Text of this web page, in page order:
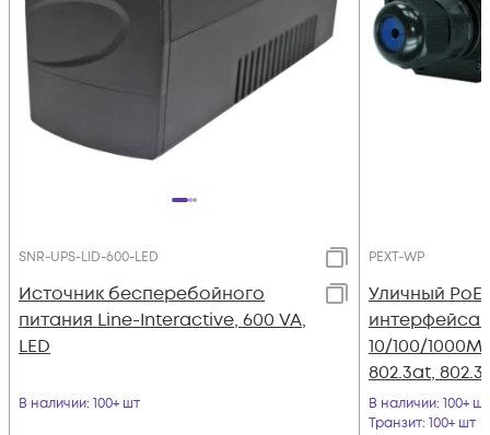
SNR-UPS-LID-600-LED
Источник бесперебойного
питания Line-Interactive, 600 VA,
LED
В наличии: 100+ шт
PEXT-WP
Уличный PoE
интерфейса
10/100/
802.3at,
T8129), IP66,
В наличии: 100+ шт
Транзит: 100+ шт